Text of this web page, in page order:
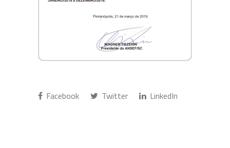
Facebook Twitter LinkedIn